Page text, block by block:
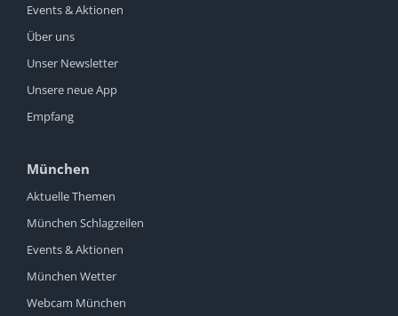
Events & Aktionen
Über uns
Unser Newsletter
Unsere neue App
Empfang
München
Aktuelle Themen
München Schlagzeilen
Events & Aktionen
München Wetter
Webcam München